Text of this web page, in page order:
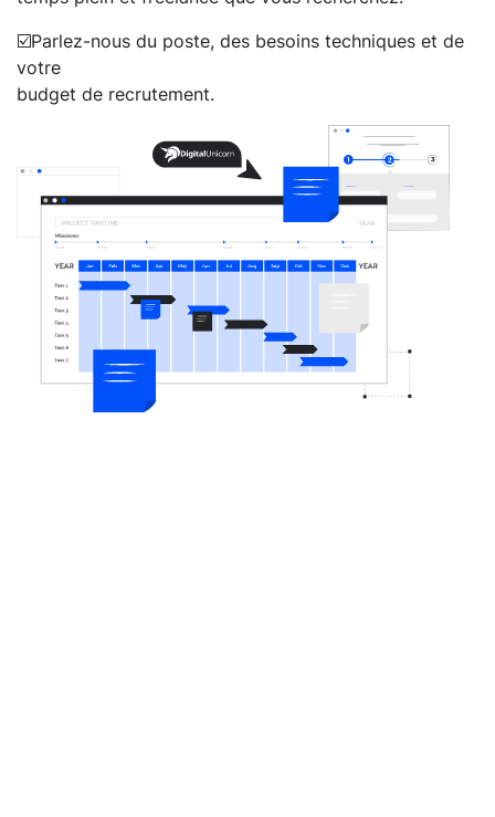
☑️Parlez-nous du poste, des besoins techniques et de
votre
budget de recrutement.